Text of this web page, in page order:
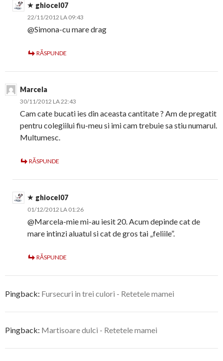
ghiocel07
22/11/2012 LA 09:43
@Simona-cu mare drag
RĂSPUNDE
Marcela
30/11/2012 LA 22:43
Cam cate bucati ies din aceasta cantitate ? Am de pregatit
pentru colegiilui fiu-meu si imi cam trebuie sa stiu numarul.
Multumesc.
RĂSPUNDE
ghiocel07
01/12/2012 LA 01:26
@Marcela-mie mi-au iesit 20. Acum depinde cat de
mare intinzi aluatul si cat de gros tai „feliile”.
RĂSPUNDE
Pingback: Fursecuri in trei culori - Retetele mamei
Pingback: Martisoare dulci - Retetele mamei